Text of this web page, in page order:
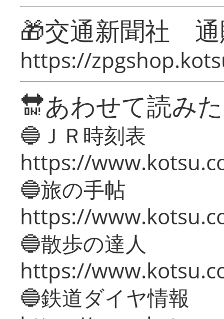
🎁交通新聞社
https://
🔛あわせて読み
🔵ＪＲ時刻表
https://
🔵旅の手帖
https://
🔵散歩の達人
https://
🔵鉄道ダイヤ情報